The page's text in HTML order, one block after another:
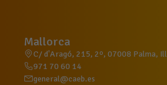
Mallorca
C/ d'Aragó, 215, 2º, 07008 Palma,
971 70 60 14
general@caeb.es